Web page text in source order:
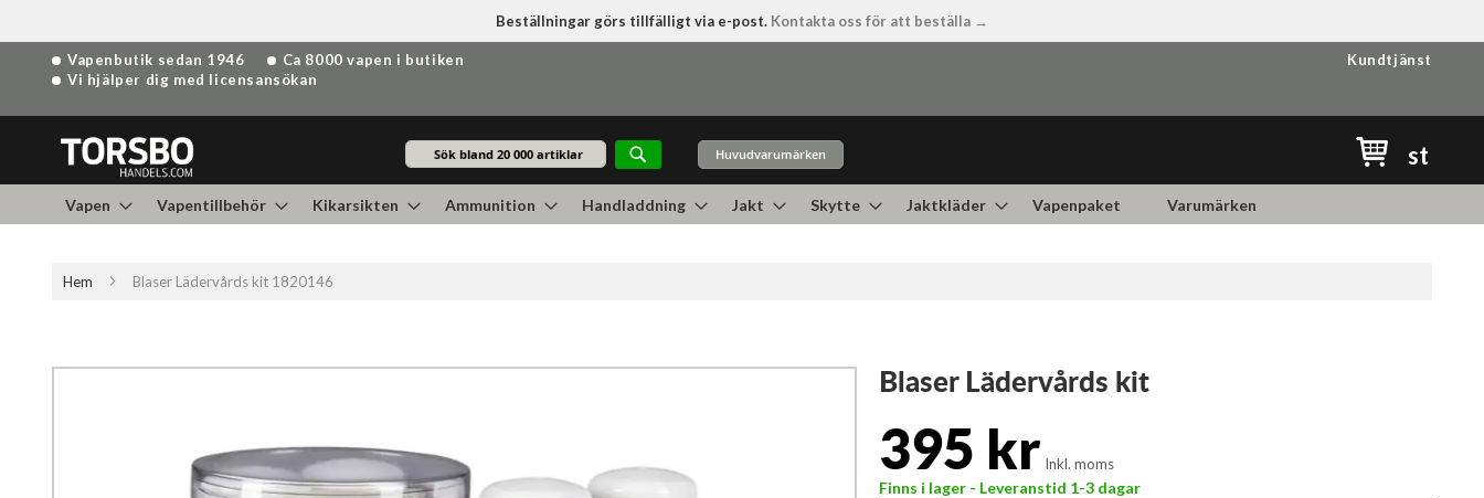
Beställningar görs tillfälligt via e-post. Kontakta oss för att beställa →
Hoppa
till
Vapenbutik sedan 1946
Ca 8000 vapen i butiken
Vi hjälper dig med licensansökan
Kundtjänst
Sök
Huvudvarumärken st
Vapen Vapentillbehör Kikarsikten Ammunition Handladdning Jakt Skytte Jaktkläder Vapenpaket Varumärken
Hem Blaser Lädervårds kit 1820146
Blaser Lädervårds kit
395 kr Inkl. moms
Finns i lager - Leveranstid 1-3 dagar